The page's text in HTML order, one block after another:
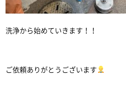
洗浄から始めていきます！！
ご依頼ありがとうございます